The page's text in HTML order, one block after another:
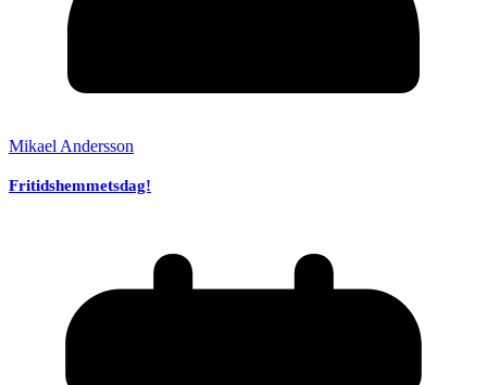
Mikael Andersson
Fritidshemmetsdag!